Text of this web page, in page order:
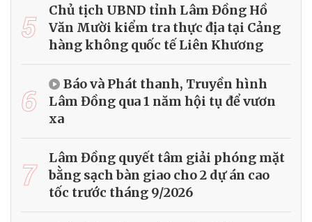
5
Chủ tịch UBND tỉnh Lâm Đồng Hồ
Văn Mười kiểm tra thực địa tại Cảng
hàng không quốc tế Liên Khương
6
Báo và Phát thanh, Truyền hình
Lâm Đồng qua 1 năm hội tụ để vươn
xa
7
Lâm Đồng quyết tâm giải phóng mặt
bằng sạch bàn giao cho 2 dự án cao
tốc trước tháng 9/2026